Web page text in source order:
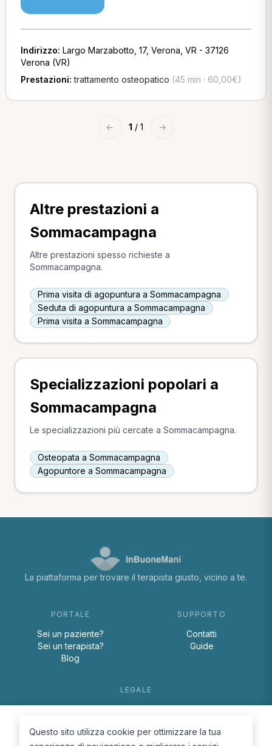
Indirizzo: Largo Marzabotto, 17, Verona, VR - 37126
Verona (VR)
Prestazioni:trattamento osteopatico (45 min · 60,00€)
← 1 / 1 →
Altre prestazioni a
Sommacampagna
Altre prestazioni spesso richieste a
Sommacampagna.
Prima visita di agopuntura a Sommacampagna
Seduta di agopuntura a Sommacampagna
Prima visita a Sommacampagna
Specializzazioni popolari a
Sommacampagna
Le specializzazioni più cercate a Sommacampagna.
Osteopata a Sommacampagna
Agopuntore a Sommacampagna
La piattaforma per trovare il terapista giusto, vicino a te.
PORTALE
Sei un paziente?
Sei un terapista?
Blog
SUPPORTO
Contatti
Guide
LEGALE
Cookie Policy
Questo sito utilizza cookie per ottimizzare la tua